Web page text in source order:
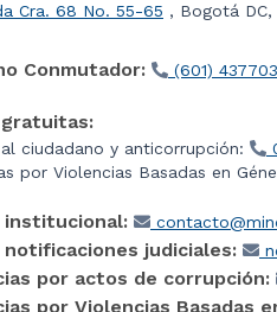
Cra. 68 No. 55-65 , Bogotá DC,
Conmutador: (601)
ciudadano y anticorrupción:
por Violencias Basadas en
institucional:
notificaciones judiciales:
por actos de corrupción:
por Violencias Basadas